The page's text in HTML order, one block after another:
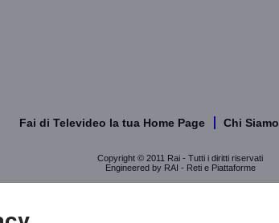
Fai di Televideo la tua Home Page Chi Siamo
Copyright © 2011 Rai - Tutti i diritti riservati
Engineered by RAI - Reti e Piattaforme